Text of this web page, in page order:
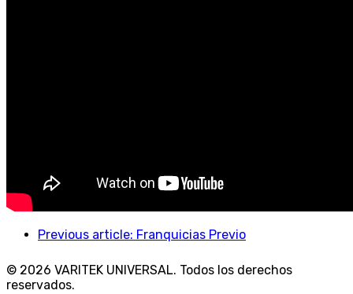
Previous article: Franquicias Previo
© 2026 VARITEK UNIVERSAL. Todos los derechos
reservados.